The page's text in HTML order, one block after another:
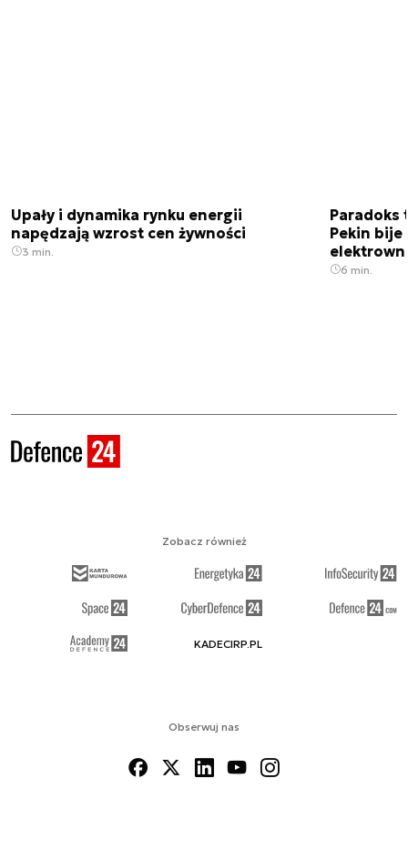
Upały i dynamika rynku energii
napędzają wzrost cen żywności
3 min.
Paradoks
Pekin bije
6 min.
Obserwuj nas
Zobacz również
KADECIRP.PL